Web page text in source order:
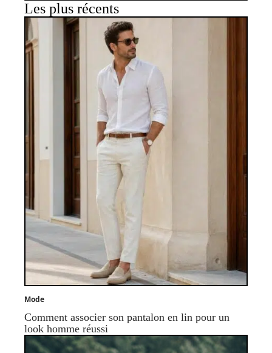
Les plus récents
Mode
Comment associer son pantalon en lin pour un
look homme réussi